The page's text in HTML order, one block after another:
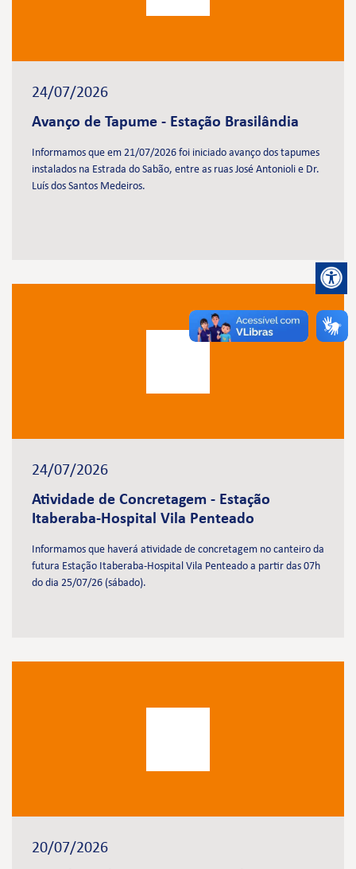
24/07/2026
Avanço de Tapume - Estação Brasilândia
Informamos que em 21/07/2026 foi iniciado avanço dos tapumes
instalados na Estrada do Sabão, entre as ruas José Antonioli e Dr.
Luís dos Santos Medeiros.
24/07/2026
Atividade de Concretagem - Estação
Itaberaba-Hospital Vila Penteado
Informamos que haverá atividade de concretagem no canteiro da
futura Estação Itaberaba-Hospital Vila Penteado a partir das 07h
do dia 25/07/26 (sábado).
20/07/2026